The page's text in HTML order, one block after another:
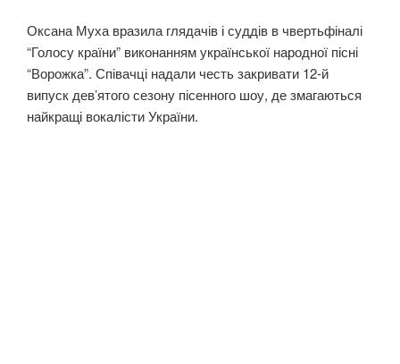
Оксана Муха вразила глядачів і суддів в чвертьфіналі
“Голосу країни” виконанням української народної пісні
“Ворожка”. Співачці надали честь закривати 12-й
випуск дев’ятого сезону пісенного шоу, де змагаються
найкращі вокалісти України.